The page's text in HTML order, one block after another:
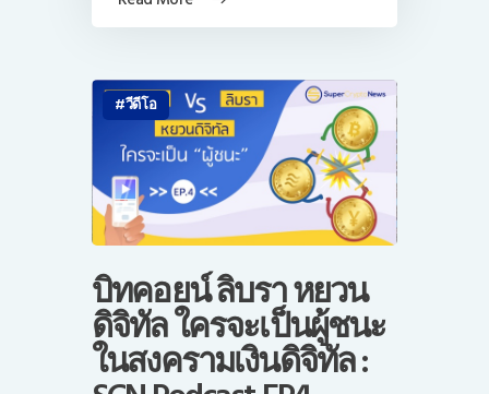
วีดีโอ
บิทคอยน์ ลิบรา หยวน
ดิจิทัล ใครจะเป็นผู้ชนะ
ในสงครามเงินดิจิทัล :